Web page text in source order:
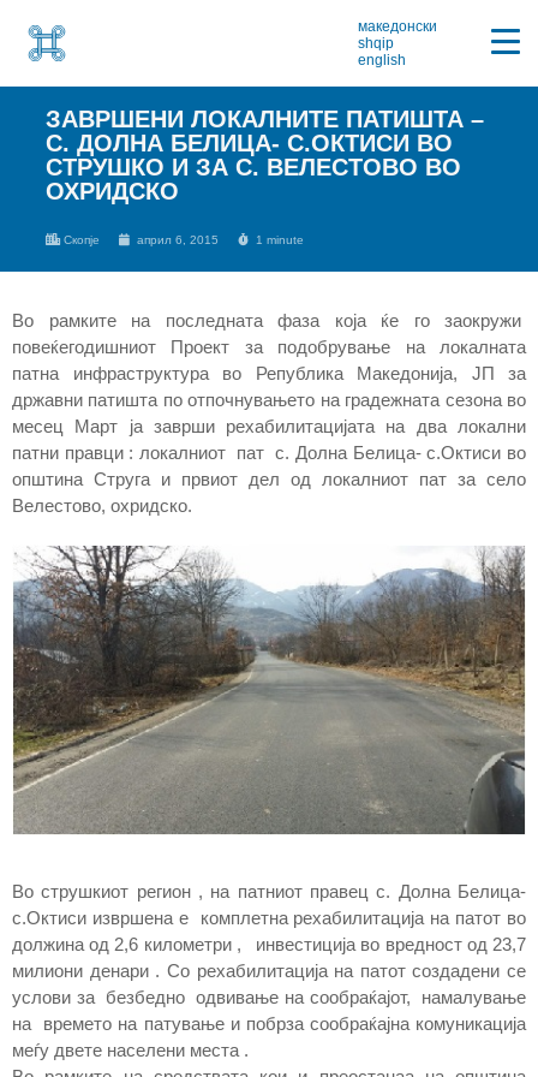
македонски
shqip
english
ЗАВРШЕНИ ЛОКАЛНИТЕ ПАТИШТА –
С. ДОЛНА БЕЛИЦА- С.ОКТИСИ ВО
СТРУШКО И ЗА С. ВЕЛЕСТОВО ВО
ОХРИДСКО
Скопје април 6, 2015 1 minute
Во рамките на последната фаза која ќе го заокружи
повеќегодишниот Проект за подобрување на локалната
патна инфраструктура во Република Македонија, ЈП за
државни патишта по отпочнувањето на градежната сезона во
месец Март ја заврши рехабилитацијата на два локални
патни правци : локалниот пат с. Долна Белица- с.Октиси во
општина Струга и првиот дел од локалниот пат за село
Велестово, охридско.
Во струшкиот регион , на патниот правец с. Долна Белица-
с.Октиси извршена е комплетна рехабилитација на патот во
должина од 2,6 километри , инвестиција во вредност од 23,7
милиони денари . Со рехабилитација на патот создадени се
услови за безбедно одвивање на сообраќајот, намалување
на времето на патување и побрза сообраќајна комуникација
меѓу двете населени места .